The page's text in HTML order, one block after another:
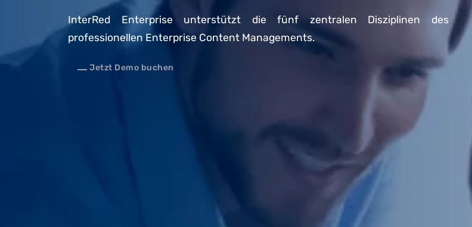
InterRed Enterprise unterstützt die fünf zentralen Disziplinen des
professionellen Enterprise Content Managements.
Jetzt Demo buchen